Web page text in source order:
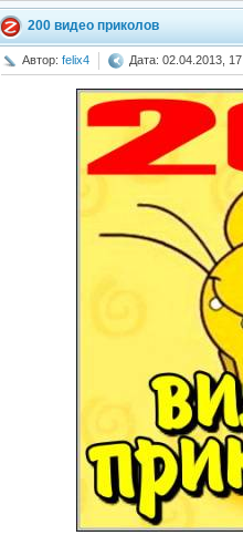
200 видео приколов
Автор: felix4 Дата: 02.04.2013,